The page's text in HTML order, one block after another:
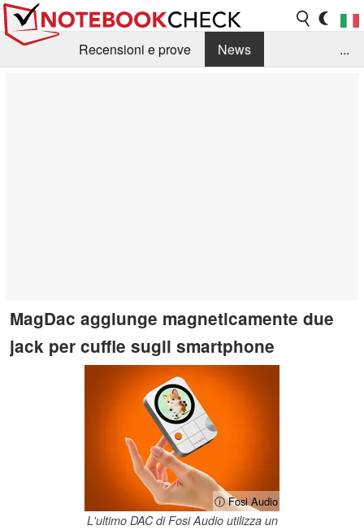
Recensioni e prove
News
...
MagDac aggiunge magneticamente due
jack per cuffie sugli smartphone
ⓘ Fosi Audio
L'ultimo DAC di Fosi Audio utilizza un